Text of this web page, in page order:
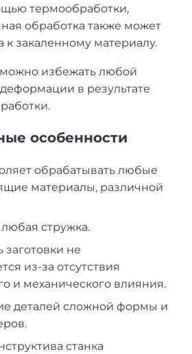
термообработки,
обработка также может
закаленному материалу.
избежать любой
в результате
особенности
обрабатывать любые
материалы, различной
любая стружка.
заготовки не
из-за отсутствия
и механического влияния.
деталей сложной формы и
станка